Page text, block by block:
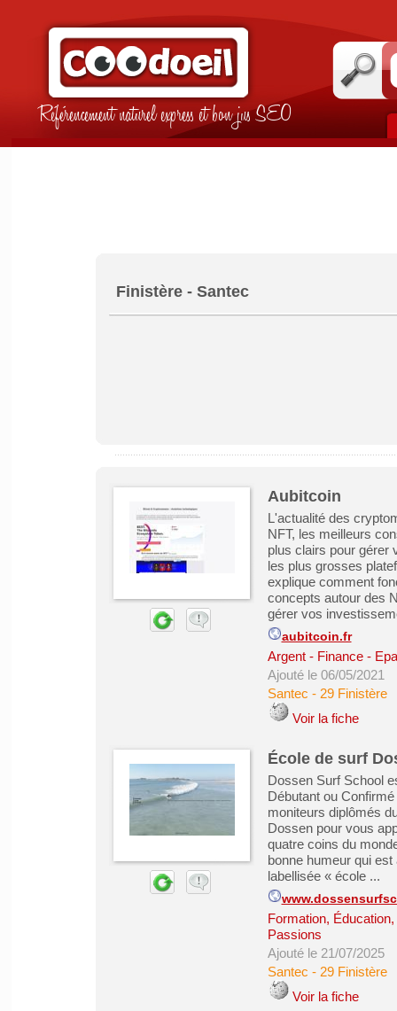
Référencement naturel express et bon jus SEO
Finistère - Santec
Aubitcoin
L'actualité des
NFT, les meilleurs
plus clairs pour gérer
les plus grosses
explique comment
concepts autour des
gérer vos
aubitcoin.fr
Argent - Finance -
Ajouté le 06/05/2021
Santec - 29 Finistère
Voir la fiche
École de surf
Dossen Surf School
Débutant ou
moniteurs diplômés
Dossen pour vous
quatre coins du
bonne humeur qui est
labellisée « école ...
Formation,
Passions
Ajouté le 21/07/2025
Santec - 29 Finistère
Voir la fiche